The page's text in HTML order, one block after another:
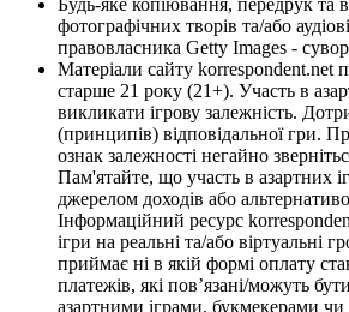
фотографічних творів та/або
правовласника Getty Images -
Матеріали сайту korrespondent.net
старше 21 року (21+). Участь в
викликати ігрову залежність.
(принципів) відповідальної гри.
ознак залежності негайно
Пам'ятайте, що участь в азартних
джерелом доходів або
Інформаційний ресурс
ігри на реальні та/або віртуальні
приймає ні в якій формі оплату
платежів, які пов’язані/можуть
азартними іграми, букмекерами чи